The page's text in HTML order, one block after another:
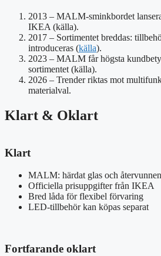
2013 – MALM-sminkbordet
IKEA (källa).
2017 – Sortimentet breddas:
introduceras (källa).
2023 – MALM får högsta
sortimentet (källa).
2026 – Trender riktas mot
materialval.
Klart & Oklart
Klart
MALM: härdat glas och
Officiella prisuppgifter från IKEA
Bred låda för flexibel förvaring
LED-tillbehör kan köpas separat
Fortfarande oklart